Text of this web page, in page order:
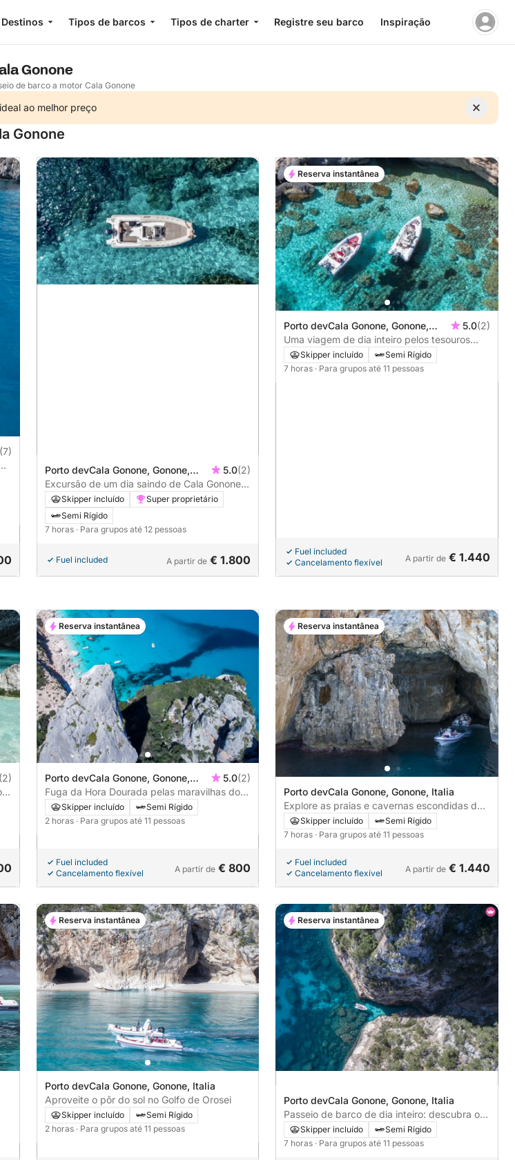
Destinos Tipos de barcos Tipos de charter Registre seu barco Inspiração
Gonone
de barco a motor Cala Gonone
ao melhor preço
Gonone
Porto devCala Gonone, Gonone,
Italia
5.0(2)
Excursão de um dia saindo de Cala Gonone:
surfe nas ondas da Sardenha
Skipper incluído
Super proprietário
Semi Rígido
7 horas · Para grupos até 12 pessoas
Fuel included A partir de € 1.800
Porto devCala Gonone, Gonone,
Italia
5.0(2)
Uma viagem de dia inteiro pelos tesouros
escondidos do Golfo de Orosei
Skipper incluído
Semi Rígido
7 horas · Para grupos até 11 pessoas
Fuel included
Cancelamento flexível
A partir de € 1.440
Reserva instantânea
Porto devCala Gonone, Gonone,
Italia
5.0(2)
Fuga da Hora Dourada pelas maravilhas do
Golfo de Orosei
Skipper incluído
Semi Rígido
2 horas · Para grupos até 11 pessoas
Fuel included
Cancelamento flexível
A partir de € 800
Reserva instantânea
Porto devCala Gonone, Gonone, Italia
Explore as praias e cavernas escondidas do
Golfo de Orosei
Skipper incluído
Semi Rígido
7 horas · Para grupos até 11 pessoas
Fuel included
Cancelamento flexível
A partir de € 1.440
Reserva instantânea
Porto devCala Gonone, Gonone, Italia
Aproveite o pôr do sol no Golfo de Orosei
Skipper incluído
Semi Rígido
2 horas · Para grupos até 11 pessoas
Reserva instantânea
Porto devCala Gonone, Gonone, Italia
Passeio de barco de dia inteiro: descubra o
Golfo de Orosei
Skipper incluído
Semi Rígido
7 horas · Para grupos até 11 pessoas
Reserva instantânea